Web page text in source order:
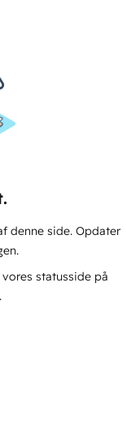
denne side. Opdater
statusside på
.